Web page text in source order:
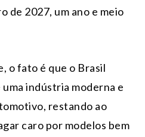
de 2027, um ano e meio
o fato é que o Brasil
indústria moderna e
restando ao
caro por modelos bem